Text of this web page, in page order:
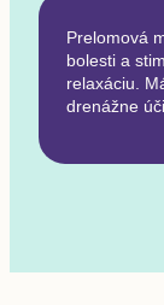
Prelomová
bolesti a
relaxáciu.
drenážne